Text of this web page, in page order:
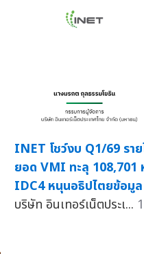
INET โชว์งบ Q1/69 รา
ยอด VMI ทะลุ 108,701
IDC4 หนุนอธิปไตยข้อมูล
บริษัท อินเทอร์เน็ตประเ...